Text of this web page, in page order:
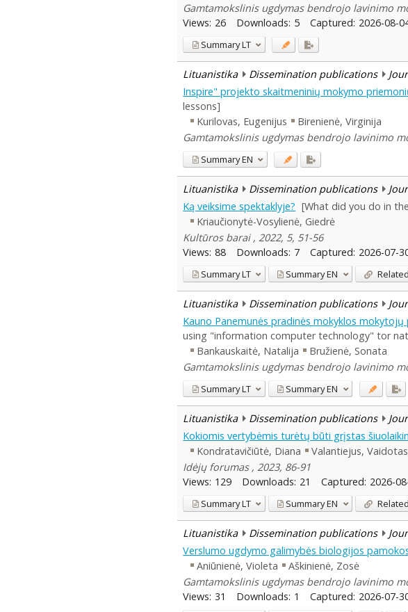
Gamtamokslinis ugdymas bendrojo lavinimo
Views: 26 Downloads: 5 Captured: 2026-08-
SummaryLT
Lituanistika Dissemination publications
Inspire" projekto skaitmeninių mokymo
lessons]
Kurilovas, Eugenijus
Birenienė, Virginija
Gamtamokslinis ugdymas bendrojo lavinimo
SummaryEN
Lituanistika Dissemination publications
Ką veiksime spektaklyje? [What did you do in
Kriaučionytė-Vosylienė, Giedrė
Kultūros barai , 2022, 5, 51-56
Views: 88 Downloads: 7 Captured: 2026-07-
SummaryLT SummaryEN
Lituanistika Dissemination publications
Kauno Panemunės pradinės mokyklos
using "information computer technology" tor
Bankauskaitė, Natalija
Bružienė, Sonata
Gamtamokslinis ugdymas bendrojo lavinimo
SummaryLT SummaryEN
Lituanistika Dissemination publications
Kokiomis vertybėmis turėtų būti grįstas
Kondratavičiūtė, Diana
Valantiejus, Vaidotas
Idėjų forumas , 2023, 86-91
Views: 129 Downloads: 21 Captured: 2026-
SummaryLT SummaryEN
Lituanistika Dissemination publications
Verslumo ugdymo galimybės biologijos
Aniūnienė, Violeta
Aškinienė, Zosė
Gamtamokslinis ugdymas bendrojo lavinimo
Views: 31 Downloads: 1 Captured: 2026-07-